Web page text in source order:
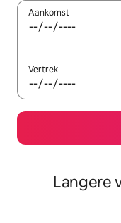
Aankomst
Vertrek
Langere